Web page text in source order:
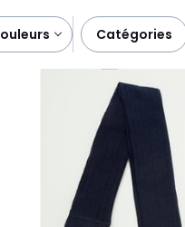
couleurs catégories